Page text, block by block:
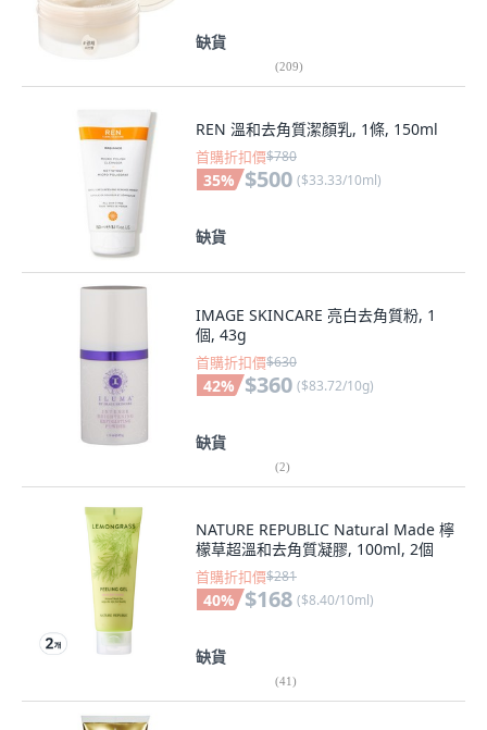
缺貨
(209)
REN 溫和去角質潔顏乳, 1條, 150ml
首購折扣價$780
35% $500 ($33.33/10ml)
缺貨
IMAGE SKINCARE 亮白去角質粉, 1
個, 43g
首購折扣價$630
42% $360 ($83.72/10g)
缺貨
(2)
NATURE REPUBLIC Natural Made 檸
檬草超溫和去角質凝膠, 100ml, 2個
首購折扣價$281
40% $168 ($8.40/10ml)
缺貨
(41)